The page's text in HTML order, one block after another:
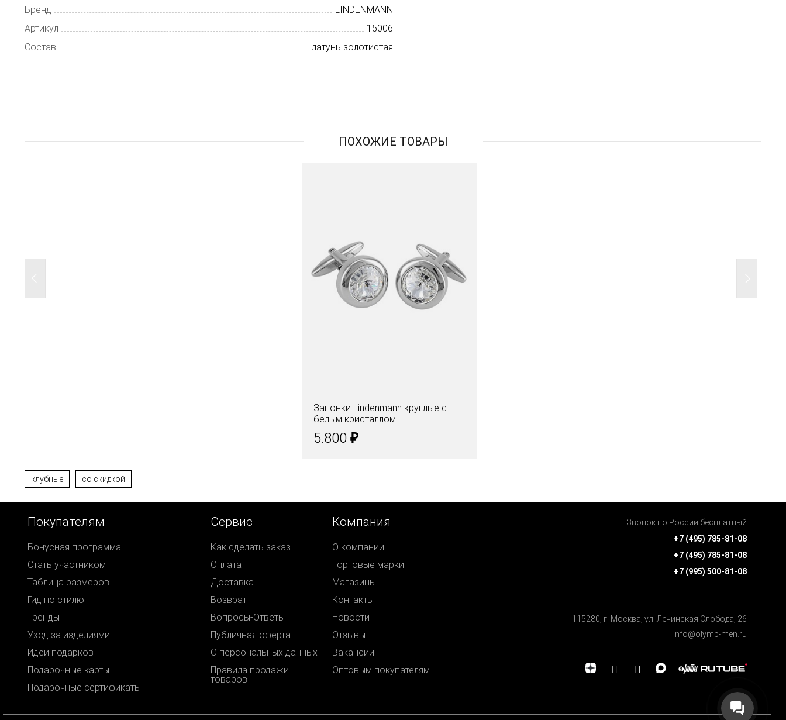
Бренд
LINDENMANN
Артикул
15006
Состав
латунь золотистая
ПОХОЖИЕ ТОВАРЫ
Запонки Lindenmann круглые с
белым кристаллом
5.800 ₽
клубные со скидкой
Покупателям
Бонусная программа
Стать участником
Таблица размеров
Гид по стилю
Тренды
Уход за изделиями
Идеи подарков
Подарочные карты
Подарочные сертификаты
Сервис
Как сделать заказ
Оплата
Доставка
Возврат
Вопросы-Ответы
Публичная оферта
О персональных данных
Правила продажи
товаров
Компания
О компании
Торговые марки
Магазины
Контакты
Новости
Отзывы
Вакансии
Оптовым покупателям
Звонок по России бесплатный
+7 (495) 785-81-08
+7 (495) 785-81-08
+7 (995) 500-81-08
115280, г. Москва, ул. Ленинская Cлобода, 26
info@olymp-men.ru